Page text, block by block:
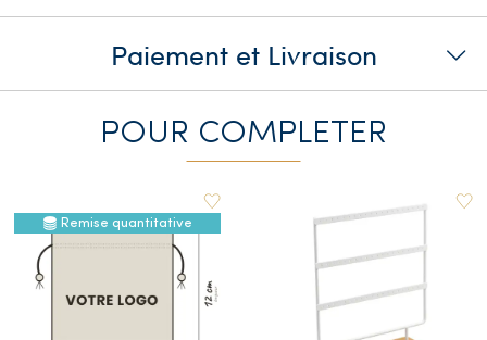
Paiement et Livraison
POUR COMPLETER
Remise quantitative